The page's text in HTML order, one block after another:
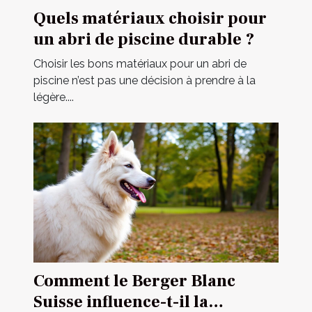
Quels matériaux choisir pour
un abri de piscine durable ?
Choisir les bons matériaux pour un abri de
piscine n’est pas une décision à prendre à la
légère....
Comment le Berger Blanc
Suisse influence-t-il la